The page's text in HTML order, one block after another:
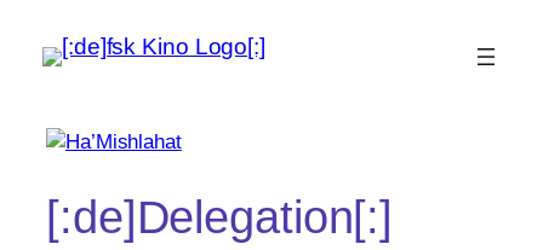
[:de]Delegation[:]